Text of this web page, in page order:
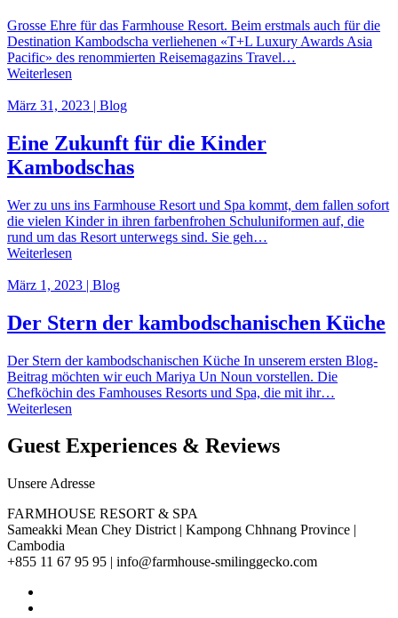
Grosse Ehre für das Farmhouse Resort. Beim erstmals auch für die
Destination Kambodscha verliehenen «T+L Luxury Awards Asia
Pacific» des renommierten Reisemagazins Travel…
Weiterlesen
März 31, 2023 | Blog
Eine Zukunft für die Kinder
Kambodschas
Wer zu uns ins Farmhouse Resort und Spa kommt, dem fallen sofort
die vielen Kinder in ihren farbenfrohen Schuluniformen auf, die
rund um das Resort unterwegs sind. Sie geh…
Weiterlesen
März 1, 2023 | Blog
Der Stern der kambodschanischen Küche
Der Stern der kambodschanischen Küche In unserem ersten Blog-
Beitrag möchten wir euch Mariya Un Noun vorstellen. Die
Chefköchin des Famhouses Resorts und Spa, die mit ihr…
Weiterlesen
Guest Experiences & Reviews
Unsere Adresse
FARMHOUSE RESORT & SPA
Sameakki Mean Chey District | Kampong Chhnang Province |
Cambodia
+855 11 67 95 95 | info@farmhouse-smilinggecko.com